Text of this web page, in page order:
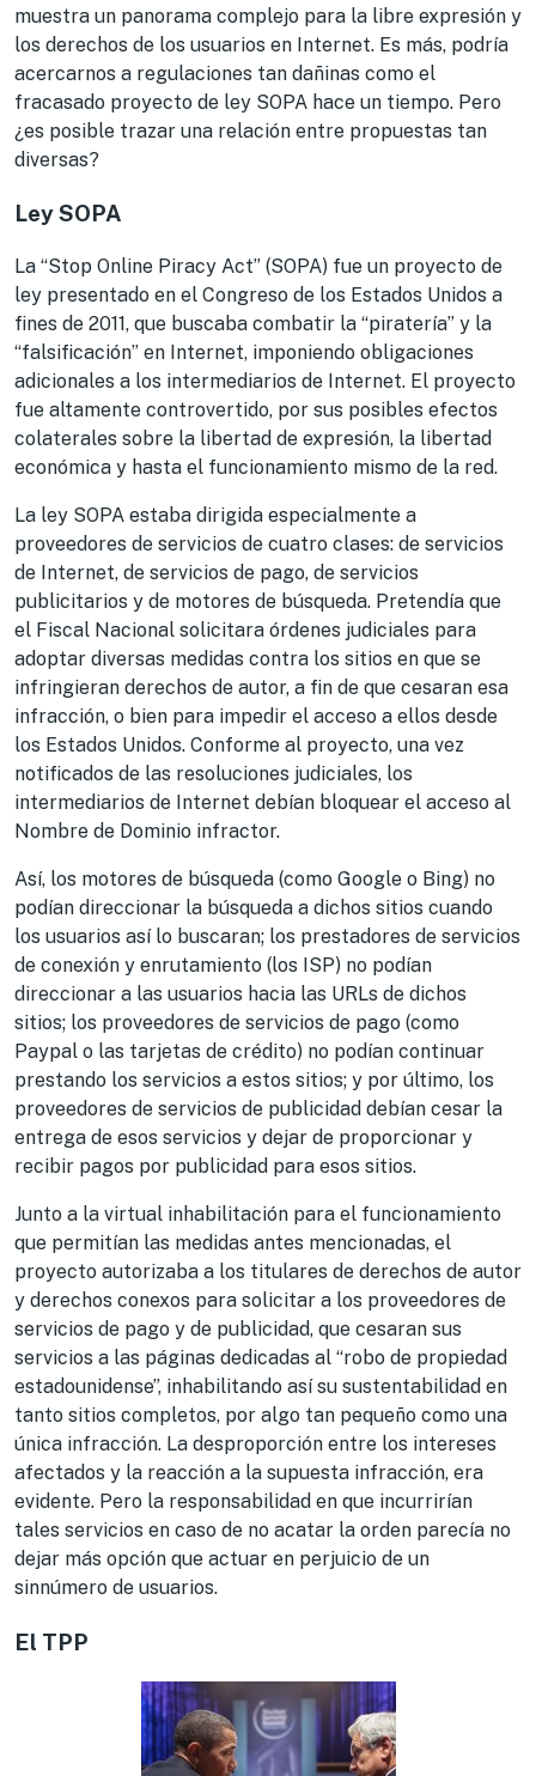
muestra un panorama complejo para la libre expresión y
los derechos de los usuarios en Internet. Es más, podría
acercarnos a regulaciones tan dañinas como el
fracasado proyecto de ley SOPA hace un tiempo. Pero
¿es posible trazar una relación entre propuestas tan
diversas?
Ley SOPA
La “Stop Online Piracy Act” (SOPA) fue un proyecto de
ley presentado en el Congreso de los Estados Unidos a
fines de 2011, que buscaba combatir la “piratería” y la
“falsificación” en Internet, imponiendo obligaciones
adicionales a los intermediarios de Internet. El proyecto
fue altamente controvertido, por sus posibles efectos
colaterales sobre la libertad de expresión, la libertad
económica y hasta el funcionamiento mismo de la red.
La ley SOPA estaba dirigida especialmente a
proveedores de servicios de cuatro clases: de servicios
de Internet, de servicios de pago, de servicios
publicitarios y de motores de búsqueda. Pretendía que
el Fiscal Nacional solicitara órdenes judiciales para
adoptar diversas medidas contra los sitios en que se
infringieran derechos de autor, a fin de que cesaran esa
infracción, o bien para impedir el acceso a ellos desde
los Estados Unidos. Conforme al proyecto, una vez
notificados de las resoluciones judiciales, los
intermediarios de Internet debían bloquear el acceso al
Nombre de Dominio infractor.
Así, los motores de búsqueda (como Google o Bing) no
podían direccionar la búsqueda a dichos sitios cuando
los usuarios así lo buscaran; los prestadores de servicios
de conexión y enrutamiento (los ISP) no podían
direccionar a las usuarios hacia las URLs de dichos
sitios; los proveedores de servicios de pago (como
Paypal o las tarjetas de crédito) no podían continuar
prestando los servicios a estos sitios; y por último, los
proveedores de servicios de publicidad debían cesar la
entrega de esos servicios y dejar de proporcionar y
recibir pagos por publicidad para esos sitios.
Junto a la virtual inhabilitación para el funcionamiento
que permitían las medidas antes mencionadas, el
proyecto autorizaba a los titulares de derechos de autor
y derechos conexos para solicitar a los proveedores de
servicios de pago y de publicidad, que cesaran sus
servicios a las páginas dedicadas al “robo de propiedad
estadounidense”, inhabilitando así su sustentabilidad en
tanto sitios completos, por algo tan pequeño como una
única infracción. La desproporción entre los intereses
afectados y la reacción a la supuesta infracción, era
evidente. Pero la responsabilidad en que incurrirían
tales servicios en caso de no acatar la orden parecía no
dejar más opción que actuar en perjuicio de un
sinnúmero de usuarios.
El TPP